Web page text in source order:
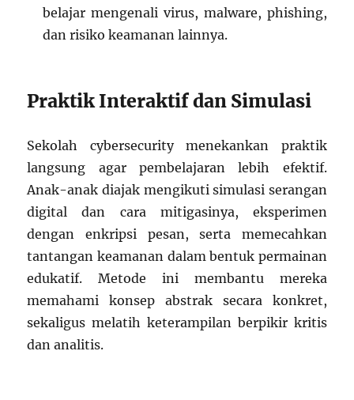
belajar mengenali virus, malware, phishing,
dan risiko keamanan lainnya.
Praktik Interaktif dan Simulasi
Sekolah cybersecurity menekankan praktik
langsung agar pembelajaran lebih efektif.
Anak-anak diajak mengikuti simulasi serangan
digital dan cara mitigasinya, eksperimen
dengan enkripsi pesan, serta memecahkan
tantangan keamanan dalam bentuk permainan
edukatif. Metode ini membantu mereka
memahami konsep abstrak secara konkret,
sekaligus melatih keterampilan berpikir kritis
dan analitis.